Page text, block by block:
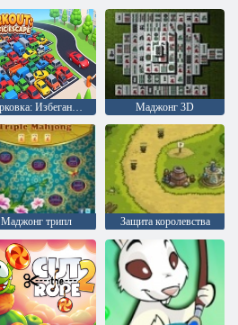
Парковка: Избегание пробок Маджонг 3D
Маджонг трипл Защита королевства